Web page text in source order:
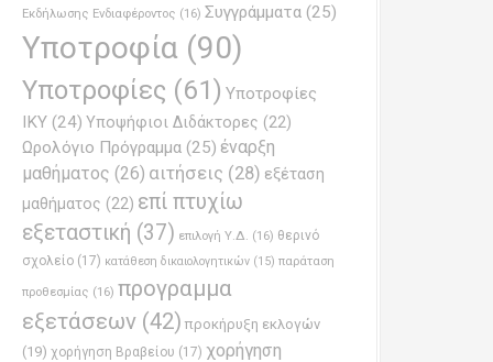
Εκδήλωσης Ενδιαφέροντος (16) Συγγράμματα (25)
Υποτροφία (90)
Υποτροφίες (61) Υποτροφίες
ΙΚΥ (24) Υποψήφιοι Διδάκτορες (22)
Ωρολόγιο Πρόγραμμα (25) έναρξη
μαθήματος (26) αιτήσεις (28) εξέταση
μαθήματος (22) επί πτυχίω
εξεταστική (37) επιλογή Υ.Δ. (16) θερινό
σχολείο (17) κατάθεση δικαιολογητικών (15) παράταση
προθεσμίας (16) προγραμμα
εξετάσεων (42) προκήρυξη εκλογών
(19) χορήγηση Βραβείου (17) χορήγηση